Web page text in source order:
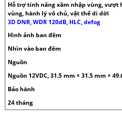
Hỗ trợ tính năng xâm nhập vùng, vượt
vùng, hành lý vô chủ, vật thể di dời
3D DNR, WDR 120dB, HLC, defog
Hình ảnh ban đêm
Nhìn vào ban đêm
Nguồn
Nguồn 12VDC, 31.5 mm × 31.5 mm ×
Bảo hành
24 tháng